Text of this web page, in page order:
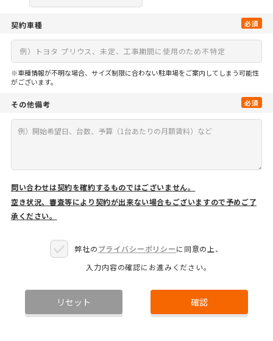
契約車種 必須
※車種情報が不明な場合、サイズ制限に合わない駐車場をご案内してしまう可能性
がございます。
その他備考 必須
問い合わせは契約を確約するものではございません。
空き状況、審査等により契約が出来ない場合もございますので予めご了
承ください。
弊社のプライバシーポリシーに同意の上、
入力内容の確認にお進みください。
リセット 確認